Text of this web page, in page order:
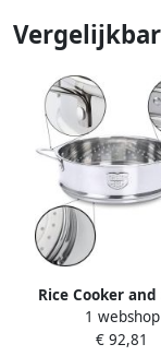
Rice Cooker and
Cooker Easy fast
cooking A
1 webshop
€ 92,81